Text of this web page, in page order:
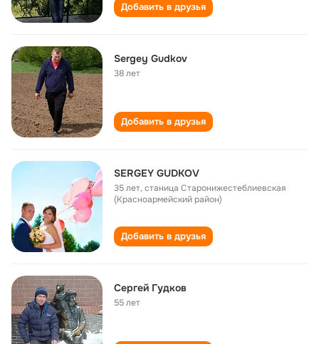
Добавить в друзья
Sergey Gudkov
38 лет
Добавить в друзья
SERGEY GUDKOV
35 лет,станица Старонижестеблиевская
(Красноармейский район)
Добавить в друзья
Сергей Гудков
55 лет